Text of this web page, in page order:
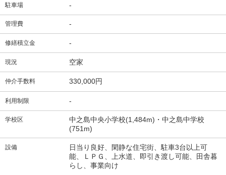
駐車場 -
管理費 -
修繕積立金 -
現況 空家
仲介手数料 330,000円
利用制限 -
学校区
中之島中央小学校(1,484m)・中之島中学校
(751m)
設備
日当り良好、閑静な住宅街、駐車3台以上可
能、ＬＰＧ、上水道、即引き渡し可能、田舎暮
らし、事業向け